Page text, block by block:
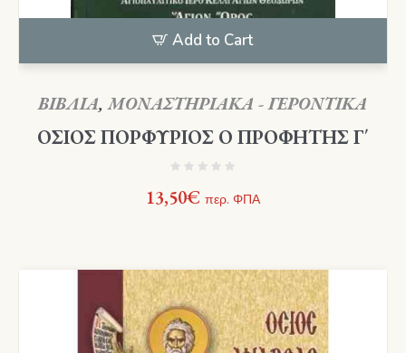
Add to Cart
ΒΙΒΛΙΑ,ΜΟΝΑΣΤΗΡΙΑΚΑ - ΓΕΡΟΝΤΙΚΑ
ΟΣΙΟΣ ΠΟΡΦΥΡΙΟΣ Ο ΠΡΟΦΗΤΗΣ Γ΄
13,50€ περ. ΦΠΑ